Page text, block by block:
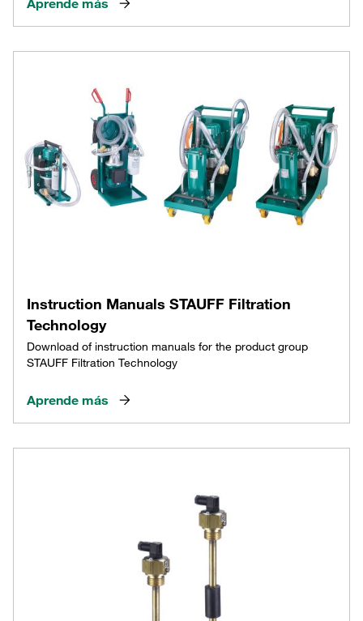
Aprende más
Instruction Manuals STAUFF Filtration
Technology
Download of instruction manuals for the product group
STAUFF Filtration Technology
Aprende más